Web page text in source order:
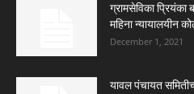
ग्रामसेविका प्रियंका
महिना न्यायालयीन
December 1, 2021
यावल पंचायत